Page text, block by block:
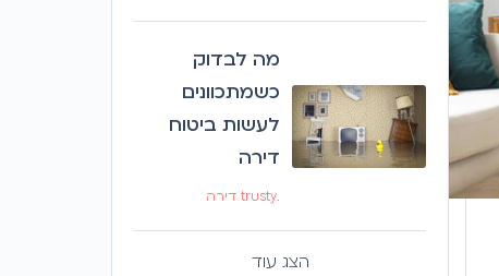
מה לבדוק
כשמתכוונים
לעשות ביטוח
דירה
.trusty דירה
הצג עוד